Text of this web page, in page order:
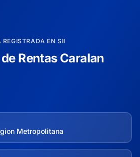
REGISTRADA EN SII
Rentas Caralan
Metropolitana